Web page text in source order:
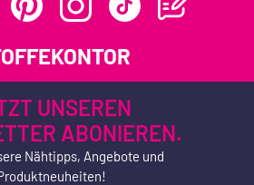
UNSEREN
ABONIEREN.
Nähtipps, Angebote und